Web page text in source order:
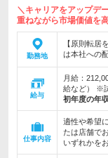
＼キャリアをアップデ
重ねながら市場価値を
勤務地
【原則転居
は本社への
給与
月給：
給など） ※
初年度の年
仕事内容
適性や希望
たは店舗で
いずれかを